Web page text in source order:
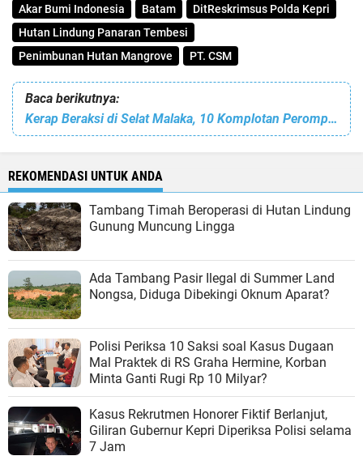
Akar Bumi Indonesia Batam
DitReskrimsus Polda Kepri
Hutan Lindung Panaran Tembesi
Penimbunan Hutan Mangrove
PT. CSM
Baca berikutnya:
Kerap Beraksi di Selat Malaka, 10 Komplotan Perompak Ditangkap Ditpolairud Polda Kepri
REKOMENDASI UNTUK ANDA
Tambang Timah Beroperasi di Hutan Lindung
Gunung Muncung Lingga
Ada Tambang Pasir Ilegal di Summer Land
Nongsa, Diduga Dibekingi Oknum Aparat?
Polisi Periksa 10 Saksi soal Kasus Dugaan
Mal Praktek di RS Graha Hermine, Korban
Minta Ganti Rugi Rp 10 Milyar?
Kasus Rekrutmen Honorer Fiktif Berlanjut,
Giliran Gubernur Kepri Diperiksa Polisi selama
7 Jam